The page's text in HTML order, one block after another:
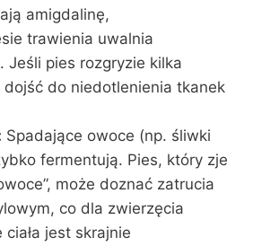
amigdalinę,
trawienia uwalnia
. Jeśli pies rozgryzie kilka
dojść do niedotlenienia tkanek
Spadające owoce (np. śliwki
fermentują. Pies, który zje
może doznać zatrucia
co dla zwierzęcia
ciała jest skrajnie